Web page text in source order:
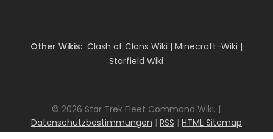
Other Wikis: Clash of Clans Wiki | Minecraft-Wiki |
Starfield Wiki
© 2026 Star Trek Fleet Command Wiki. |
Datenschutzbestimmungen | RSS | HTML Sitemap